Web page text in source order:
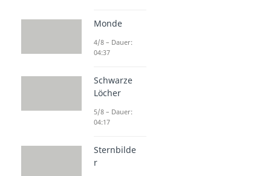
Monde
4/8 – Dauer:
04:37
Schwarze
Löcher
5/8 – Dauer:
04:17
Sternbilde
r